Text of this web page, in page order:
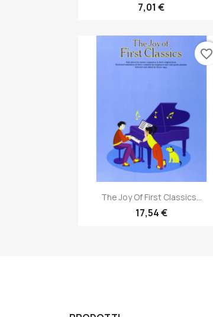
7,01 €
Anteprima
The Joy Of First Classics...
17,54 €
favorite_border